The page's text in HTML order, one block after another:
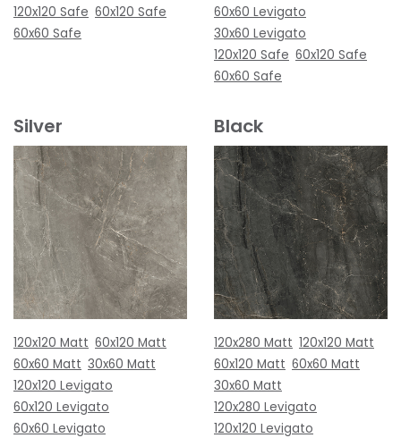
120x120 Safe 60x120 Safe
60x60 Safe
60x60 Levigato
30x60 Levigato
120x120 Safe 60x120 Safe
60x60 Safe
Silver
120x120 Matt 60x120 Matt
60x60 Matt 30x60 Matt
120x120 Levigato
60x120 Levigato
60x60 Levigato
Black
120x280 Matt 120x120 Matt
60x120 Matt 60x60 Matt
30x60 Matt
120x280 Levigato
120x120 Levigato